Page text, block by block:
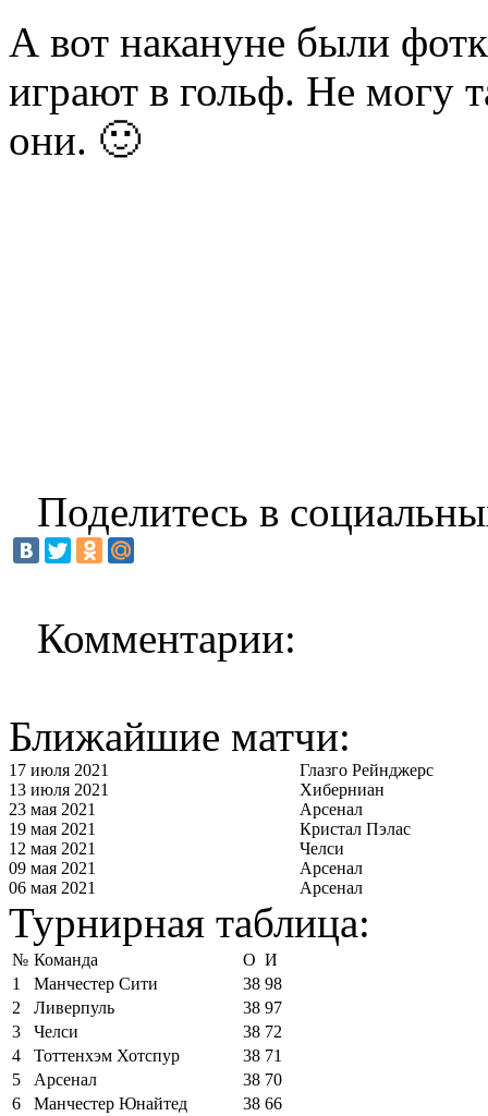
А вот накануне были
играют в гольф. Не могу
они. 🙂
Поделитесь в
Комментарии:
Ближайшие матчи:
17 июля 2021
Глазго Рейнджерс
13 июля 2021
Хиберниан
23 мая 2021
Арсенал
19 мая 2021
Кристал Пэлас
12 мая 2021
Челси
09 мая 2021
Арсенал
06 мая 2021
Арсенал
Турнирная таблица:
№ Команда О И
1
Манчестер Сити 38 98
2
Ливерпуль 38 97
3
Челси 38 72
4
Тоттенхэм Хотспур 38 71
5
Арсенал 38 70
6
Манчестер Юнайтед 38 66